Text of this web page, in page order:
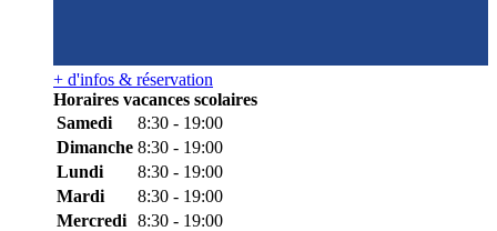
+ d'infos & réservation
Horaires vacances scolaires
Samedi
8:30 - 19:00
Dimanche 8:30 - 19:00
Lundi
8:30 - 19:00
Mardi
8:30 - 19:00
Mercredi 8:30 - 19:00